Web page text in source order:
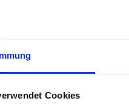
Cookies
mit einem Wort
ob im privaten Alltag oder